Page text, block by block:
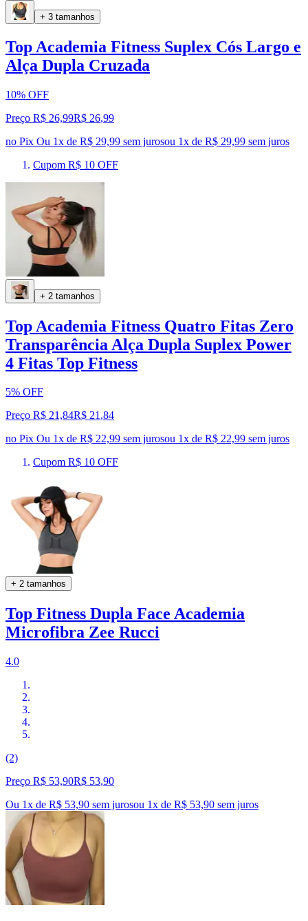
+ 3 tamanhos
Top Academia Fitness Suplex Cós Largo e
Alça Dupla Cruzada
10% OFF
Preço R$ 26,99R$ 26,99
no Pix Ou 1x de R$ 29,99 sem jurosou 1x de R$ 29,99 sem juros
Cupom R$ 10 OFF
+ 2 tamanhos
Top Academia Fitness Quatro Fitas Zero
Transparência Alça Dupla Suplex Power
4 Fitas Top Fitness
5% OFF
Preço R$ 21,84R$ 21,84
no Pix Ou 1x de R$ 22,99 sem jurosou 1x de R$ 22,99 sem juros
Cupom R$ 10 OFF
+ 2 tamanhos
Top Fitness Dupla Face Academia
Microfibra Zee Rucci
4.0
(2)
Preço R$ 53,90R$ 53,90
Ou 1x de R$ 53,90 sem jurosou 1x de R$ 53,90 sem juros